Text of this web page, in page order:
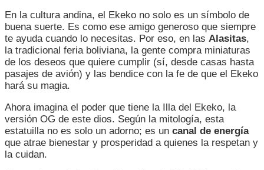
En la cultura andina, el Ekeko no solo es un símbolo de
buena suerte. Es como ese amigo generoso que siempre
te ayuda cuando lo necesitas. Por eso, en las Alasitas,
la tradicional feria boliviana, la gente compra miniaturas
de los deseos que quiere cumplir (sí, desde casas hasta
pasajes de avión) y las bendice con la fe de que el Ekeko
hará su magia.
Ahora imagina el poder que tiene la Illa del Ekeko, la
versión OG de este dios. Según la mitología, esta
estatuilla no es solo un adorno; es un canal de energía
que atrae bienestar y prosperidad a quienes la respetan y
la cuidan.